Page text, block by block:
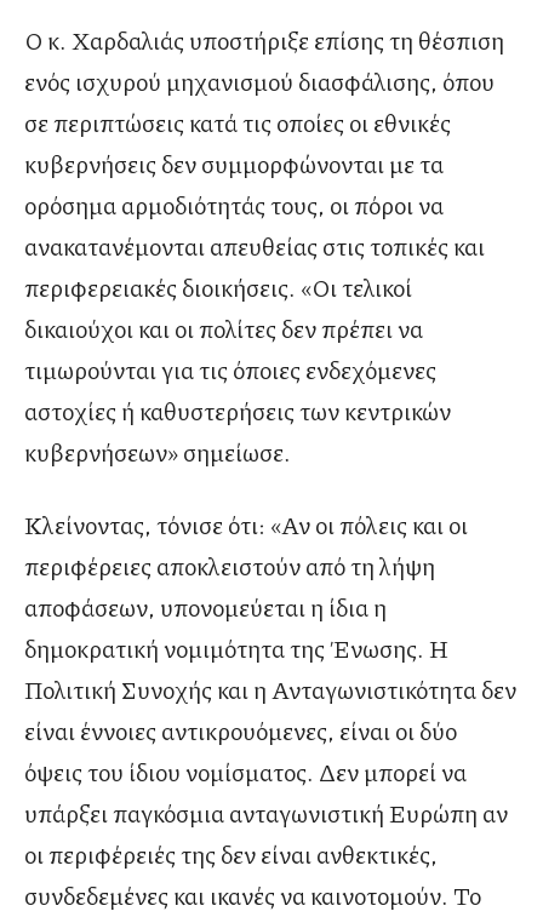
Ο κ. Χαρδαλιάς υποστήριξε επίσης τη θέσπιση
ενός ισχυρού μηχανισμού διασφάλισης, όπου
σε περιπτώσεις κατά τις οποίες οι εθνικές
κυβερνήσεις δεν συμμορφώνονται με τα
ορόσημα αρμοδιότητάς τους, οι πόροι να
ανακατανέμονται απευθείας στις τοπικές και
περιφερειακές διοικήσεις. «Οι τελικοί
δικαιούχοι και οι πολίτες δεν πρέπει να
τιμωρούνται για τις όποιες ενδεχόμενες
αστοχίες ή καθυστερήσεις των κεντρικών
κυβερνήσεων» σημείωσε.
Κλείνοντας, τόνισε ότι: «Αν οι πόλεις και οι
περιφέρειες αποκλειστούν από τη λήψη
αποφάσεων, υπονομεύεται η ίδια η
δημοκρατική νομιμότητα της Ένωσης. Η
Πολιτική Συνοχής και η Ανταγωνιστικότητα δεν
είναι έννοιες αντικρουόμενες, είναι οι δύο
όψεις του ίδιου νομίσματος. Δεν μπορεί να
υπάρξει παγκόσμια ανταγωνιστική Ευρώπη αν
οι περιφέρειές της δεν είναι ανθεκτικές,
συνδεδεμένες και ικανές να καινοτομούν. Το